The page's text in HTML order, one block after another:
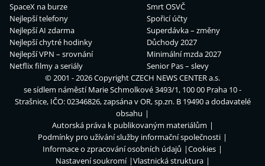
SpaceX na burze
Nejlepší telefony
Nejlepší AI zdarma
Nejlepší chytré hodinky
Nejlepší VPN – srovnání
Netflix filmy a seriály
Smrt OSVČ
Spořicí účty
Superdávka – změny
Důchody 2027
Minimální mzda 2027
Senior Pas – slevy
© 2001 - 2026 CopyrightCZECH NEWS CENTER a.s.
se sídlem náměstí Marie Schmolkové 3493/1, 100 00 Praha 10 -
Strašnice, IČO: 02346826, zapsána v OR, sp.zn. B 19490 a dodavatelé
obsahu
Autorská práva k publikovaným materiálům
Podmínky pro užívání služby informační společnosti
Informace o zpracování osobních údajů
Cookies
Nastavení soukromí
Vlastnická struktura